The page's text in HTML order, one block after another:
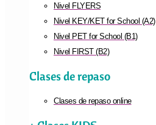
Nivel FLYERS
Nivel KEY/KET for School (A2)
Nivel PET for School (B1)
Nivel FIRST (B2)
Clases de repaso
Clases de repaso online